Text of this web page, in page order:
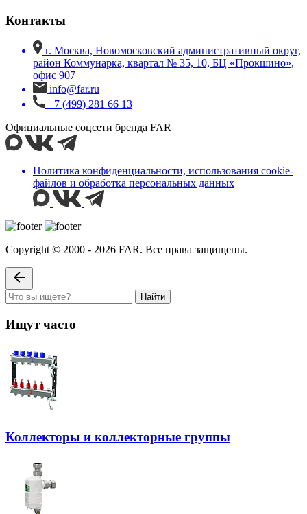
Контакты
г. Москва, Новомосковский административный округ,
район Коммунарка, квартал № 35, 10, БЦ «Прокшино»,
офис 907
info@far.ru
+7 (499) 281 66 13
Официальные соцсети бренда FAR
Политика конфиденциальности, использования сookie-
файлов и обработка персональных данных
Copyright © 2000 - 2026 FAR. Все права защищены.
Найти
Ищут часто
Коллекторы и коллекторные группы